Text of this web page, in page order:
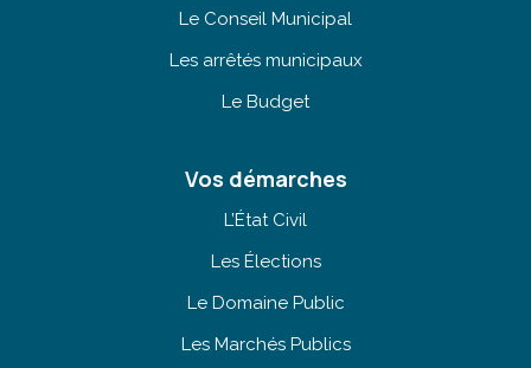
Le Conseil Municipal
Les arrêtés municipaux
Le Budget
Vos démarches
L’État Civil
Les Élections
Le Domaine Public
Les Marchés Publics